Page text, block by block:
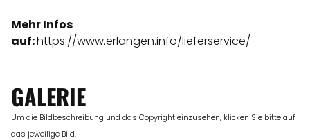
Mehr Infos
auf:https://www.erlangen.info/lieferservice/
GALERIE
Um die Bildbeschreibung und das Copyright einzusehen, klicken Sie bitte auf
das jeweilige Bild.